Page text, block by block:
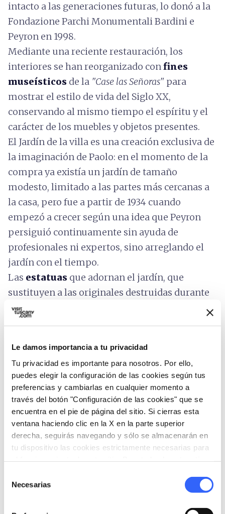
Le damos importancia a tu privacidad
Tu privacidad es importante para nosotros. Por ello,
puedes elegir la configuración de las cookies según tus
preferencias y cambiarlas en cualquier momento a
través del botón "Configuración de las cookies" que se
encuentra en el pie de página del sitio. Si cierras esta
ventana haciendo clic en la X en la parte superior
derecha, seguirás navegando y sólo se almacenarán en
tu dispositivo las cookies estrictamente necesarias para
Necesarias
intacto a las generaciones futuras, lo donó a la
Fondazione Parchi Monumentali Bardini e
Peyron en 1998.
Mediante una reciente restauración, los
interiores se han reorganizado confines
museísticos de la "Case las Señoras" para
mostrar el estilo de vida del Siglo XX,
conservando al mismo tiempo el espíritu y el
carácter de los muebles y objetos presentes.
El Jardín de la villa es una creación exclusiva de
la imaginación de Paolo: en el momento de la
compra ya existía un jardín de tamaño
modesto, limitado a las partes más cercanas a
la casa, pero fue a partir de 1934 cuando
empezó a crecer según una idea que Peyron
persiguió continuamente sin ayuda de
profesionales ni expertos, sino arreglando el
jardín con el tiempo.
Las estatuas que adornan el jardín, que
sustituyen a las originales destruidas durante
la Segunda Guerra Mundial, proceden de villas
Es posible visitar la villa y el jardín en grupo,
previa cita.
Informaciones sobre la accesibilidad:
feelflorence.it